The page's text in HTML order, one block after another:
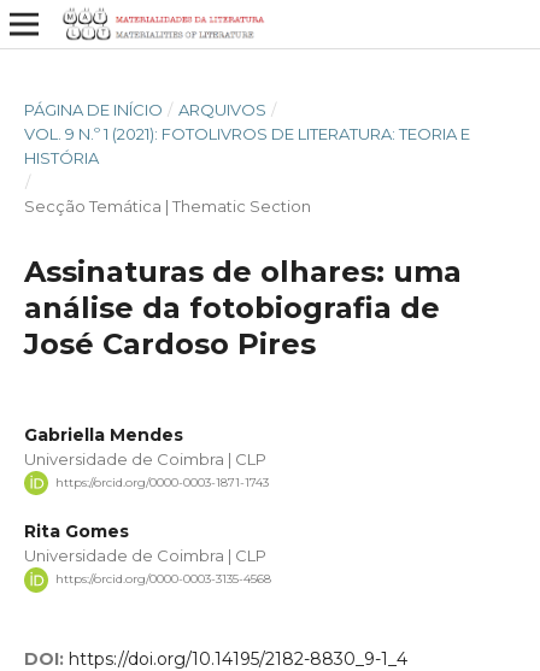
PÁGINA DE INÍCIO / ARQUIVOS /
VOL. 9 N.º 1 (2021): FOTOLIVROS DE LITERATURA: TEORIA E
HISTÓRIA
/
Secção Temática | Thematic Section
Assinaturas de olhares: uma
análise da fotobiografia de
José Cardoso Pires
Gabriella Mendes
Universidade de Coimbra | CLP
https://orcid.org/0000-0003-1871-1743
Rita Gomes
Universidade de Coimbra | CLP
https://orcid.org/0000-0003-3135-4568
DOI: https://doi.org/10.14195/2182-8830_9-1_4